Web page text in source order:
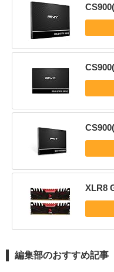
XLR8
編集部のおすすめ記事